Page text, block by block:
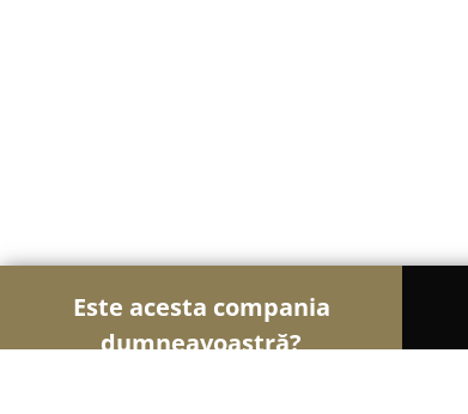
Este acesta compania
dumneavoastră?